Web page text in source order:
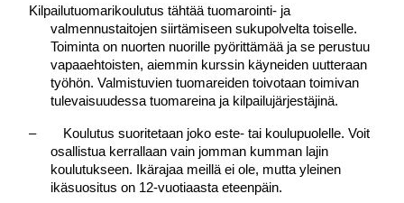
Kilpailutuomarikoulutus tähtää tuomarointi- ja
valmennustaitojen siirtämiseen sukupolvelta toiselle.
Toiminta on nuorten nuorille pyörittämää ja se perustuu
vapaaehtoisten, aiemmin kurssin käyneiden uutteraan
työhön. Valmistuvien tuomareiden toivotaan toimivan
tulevaisuudessa tuomareina ja kilpailujärjestäjinä.
–
Koulutus suoritetaan joko este- tai koulupuolelle. Voit
osallistua kerrallaan vain jomman kumman lajin
koulutukseen. Ikärajaa meillä ei ole, mutta yleinen
ikäsuositus on 12-vuotiaasta eteenpäin.